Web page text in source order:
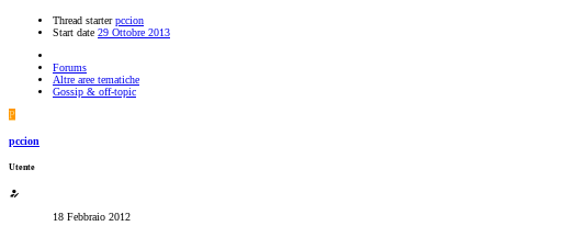
Thread starter pccion
Start date 29 Ottobre 2013
Forums
Altre aree tematiche
Gossip & off-topic
P
pccion
Utente
18 Febbraio 2012